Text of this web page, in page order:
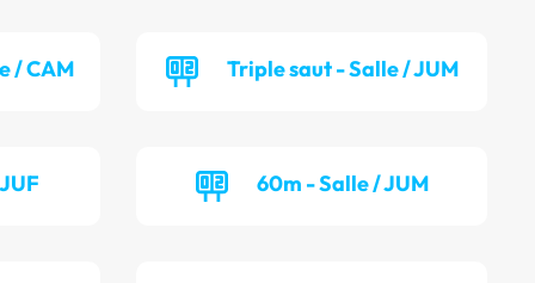
/ CAM Triple saut - Salle / JUM
60m - Salle / JUM